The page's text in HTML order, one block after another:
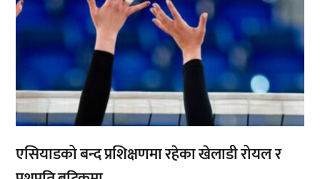
एसियाडको बन्द प्रशिक्षणमा रहेका खेलाडी रोयल र